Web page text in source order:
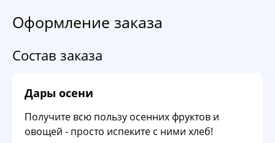
Оформление заказа
Состав заказа
Дары осени
Получите всю пользу осенних фруктов и
овощей - просто испеките с ними хлеб!